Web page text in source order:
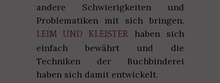
andere Schwierigkeiten und
Problematiken mit sich bringen.
LEIM UND KLEISTER haben sich
einfach bewährt und die
Techniken der Buchbinderei
haben sich damit entwickelt.